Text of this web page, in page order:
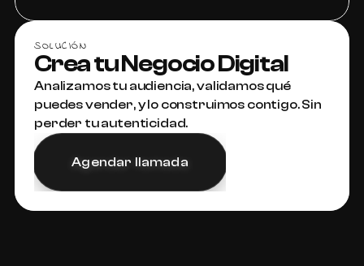
SOLUCIÓN
Crea tu Negocio Digital
Analizamos tu audiencia, validamos qué
puedes vender, y lo construimos contigo. Sin
perder tu autenticidad.
Agendar llamada